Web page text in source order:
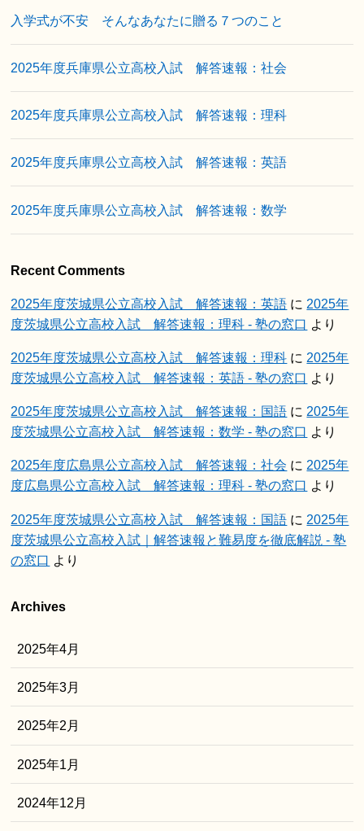
入学式が不安 そんなあなたに贈る７つのこと
2025年度兵庫県公立高校入試 解答速報：社会
2025年度兵庫県公立高校入試 解答速報：理科
2025年度兵庫県公立高校入試 解答速報：英語
2025年度兵庫県公立高校入試 解答速報：数学
Recent Comments
2025年度茨城県公立高校入試 解答速報：英語 に 2025年
度茨城県公立高校入試 解答速報：理科 - 塾の窓口 より
2025年度茨城県公立高校入試 解答速報：理科 に 2025年
度茨城県公立高校入試 解答速報：英語 - 塾の窓口 より
2025年度茨城県公立高校入試 解答速報：国語 に 2025年
度茨城県公立高校入試 解答速報：数学 - 塾の窓口 より
2025年度広島県公立高校入試 解答速報：社会 に 2025年
度広島県公立高校入試 解答速報：理科 - 塾の窓口 より
2025年度茨城県公立高校入試 解答速報：国語 に 2025年
度茨城県公立高校入試｜解答速報と難易度を徹底解説 - 塾
の窓口 より
Archives
2025年4月
2025年3月
2025年2月
2025年1月
2024年12月